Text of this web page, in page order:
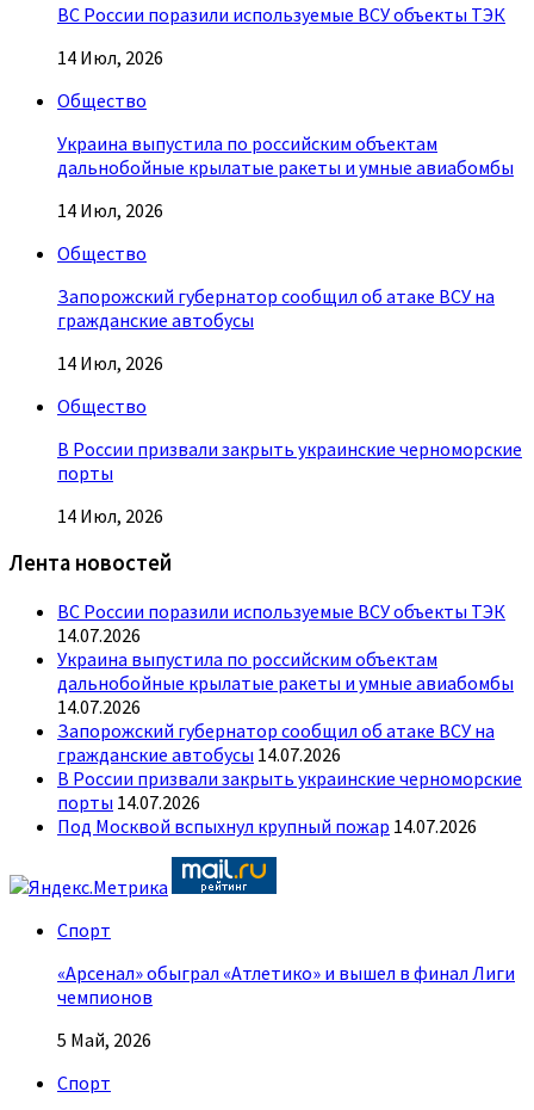
ВС России поразили используемые ВСУ объекты ТЭК
14 Июл, 2026
Общество
Украина выпустила по российским объектам
дальнобойные крылатые ракеты и умные авиабомбы
14 Июл, 2026
Общество
Запорожский губернатор сообщил об атаке ВСУ на
гражданские автобусы
14 Июл, 2026
Общество
В России призвали закрыть украинские черноморские
порты
14 Июл, 2026
Лента новостей
ВС России поразили используемые ВСУ объекты ТЭК
14.07.2026
Украина выпустила по российским объектам
дальнобойные крылатые ракеты и умные авиабомбы
14.07.2026
Запорожский губернатор сообщил об атаке ВСУ на
гражданские автобусы 14.07.2026
В России призвали закрыть украинские черноморские
порты 14.07.2026
Под Москвой вспыхнул крупный пожар 14.07.2026
Спорт
«Арсенал» обыграл «Атлетико» и вышел в финал Лиги
чемпионов
5 Май, 2026
Спорт